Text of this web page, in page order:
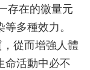
存在的微量元
多種效力。
從而增強人體
命活動中必不